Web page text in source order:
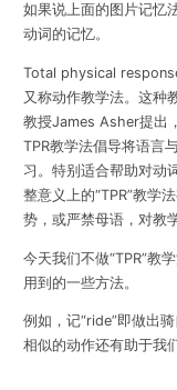
如果说上面的图片记忆
动词 的记忆。
Total physical
又称动作教学法。这种
教授James Asher提出
TPR教学法倡导将语言
习。特别适合帮助对动
整意义上的“TPR”教学
势，或严禁母语，对教
今天我们不做“TPR”教
用到的一些方法。
例如，记“ride”即做出
相似的动作还有助于我